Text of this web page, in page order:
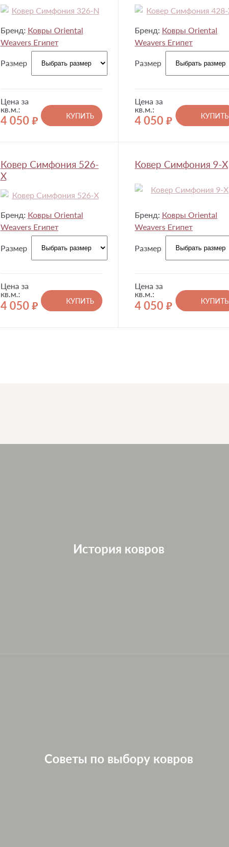
Бренд: Ковры Oriental
Weavers Египет
Размер
Цена за
кв.м.:
4 050 руб.
КУПИТЬ
Бренд: Ковры Oriental
Weavers Египет
Размер
Цена за
кв.м.:
4 050 руб.
КУПИТЬ
Ковер Симфония 526-
X
Бренд: Ковры Oriental
Weavers Египет
Размер
Цена за
кв.м.:
4 050 руб.
КУПИТЬ
Ковер Симфония 9-X
Бренд: Ковры Oriental
Weavers Египет
Размер
Цена за
кв.м.:
4 050 руб.
КУПИТЬ
История ковров
Советы по выбору ковров